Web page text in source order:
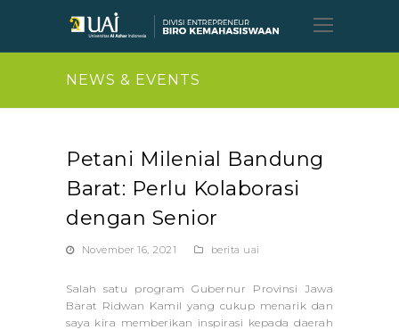
Open
Mobile
NEWS & EVENTS
Petani Milenial Bandung
Barat: Perlu Kolaborasi
dengan Senior
November 16, 2021 berita uai
Salah satu program Gubernur Provinsi Jawa
Barat Ridwan Kamil yang cukup menarik dan
saya kira memberikan inspirasi kepada daerah